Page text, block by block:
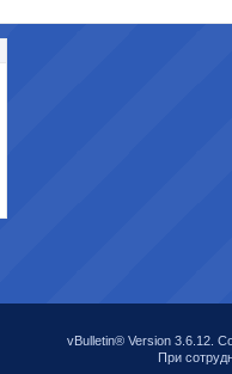
vBulletin® Version 3.6.12.
При